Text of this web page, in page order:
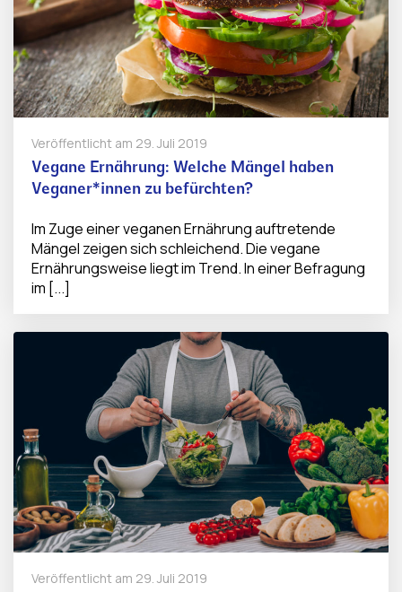
Veröffentlicht am 29. Juli 2019
Vegane Ernährung: Welche Mängel haben
Veganer*innen zu befürchten?
Im Zuge einer veganen Ernährung auftretende
Mängel zeigen sich schleichend. Die vegane
Ernährungsweise liegt im Trend. In einer Befragung
im [...]
Veröffentlicht am 29. Juli 2019